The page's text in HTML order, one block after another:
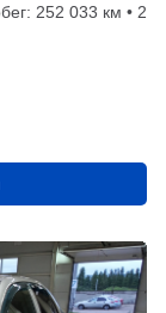
252 033 км • 2